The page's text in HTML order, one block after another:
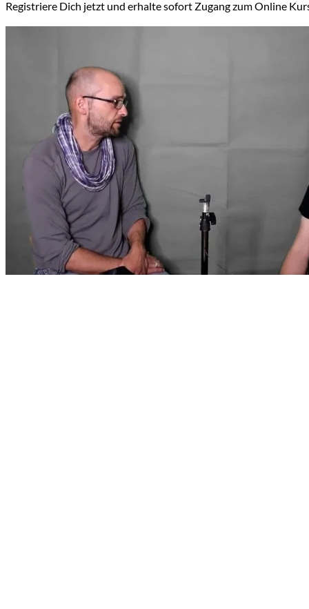
Registriere Dich jetzt und erhalte sofort Zugang zum Online